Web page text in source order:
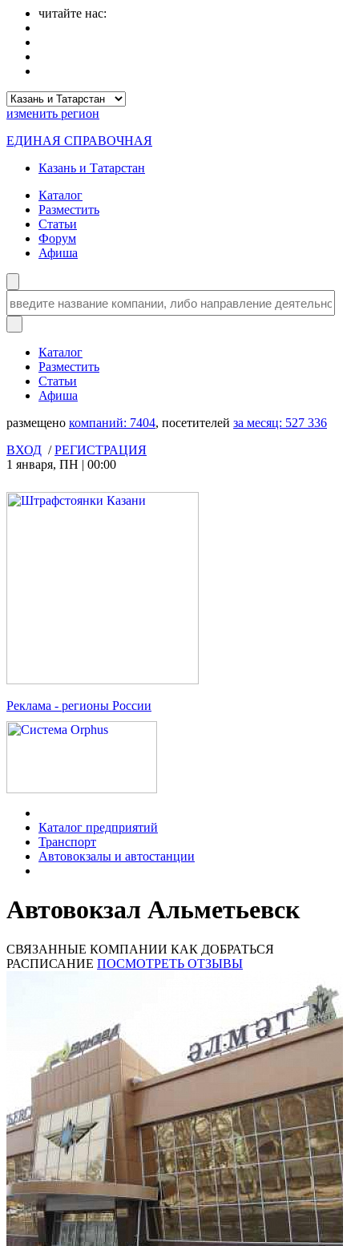
читайте нас:
изменить регион
ЕДИНАЯ СПРАВОЧНАЯ
Казань и Татарстан
Каталог
Разместить
Статьи
Форум
Афиша
Каталог
Разместить
Статьи
Афиша
размещено компаний: 7404, посетителей за месяц: 527 336
ВХОД /РЕГИСТРАЦИЯ
1 января, ПН | 00:00
Реклама - регионы России
Каталог предприятий
Транспорт
Автовокзалы и автостанции
Автовокзал Альметьевск
СВЯЗАННЫЕ КОМПАНИИ КАК ДОБРАТЬСЯ
РАСПИСАНИЕ ПОСМОТРЕТЬ ОТЗЫВЫ